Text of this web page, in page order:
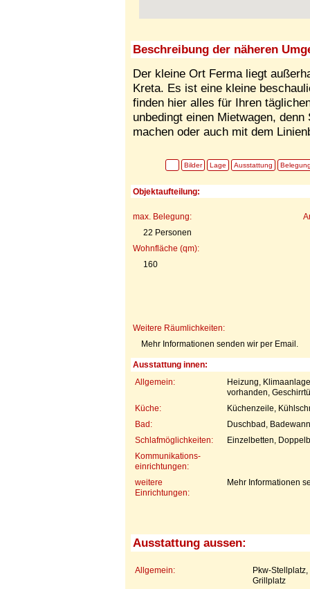
Beschreibung der näheren
Der kleine Ort Ferma liegt
Kreta. Es ist eine kleine
finden hier alles für Ihren
unbedingt einen Mietwagen,
machen oder auch mit dem
Bilder Lage Ausstattung
Objektaufteilung:
max. Belegung:
22 Personen
Wohnfläche (qm):
160
Weitere Räumlichkeiten:
Mehr Informationen senden wir per Email.
Ausstattung innen:
Allgemein:
Heizung,
vorhanden,
Küche:
Küchenzeile,
Bad:
Duschbad,
Schlafmöglichkeiten:
Einzelbetten,
Kommunikations-
einrichtungen:
weitere
Einrichtungen:
Mehr Informationen
Ausstattung aussen:
Allgemein:
Pkw-
Grillplatz